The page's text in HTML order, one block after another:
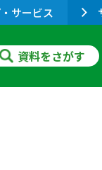
サービス
資料をさがす